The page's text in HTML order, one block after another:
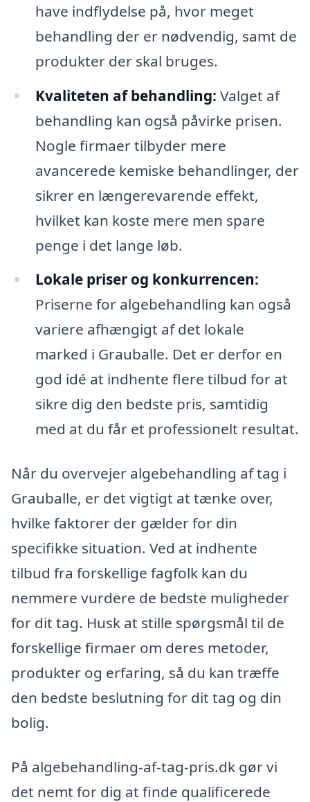
have indflydelse på, hvor meget
behandling der er nødvendig, samt de
produkter der skal bruges.
Kvaliteten af behandling: Valget af
behandling kan også påvirke prisen.
Nogle firmaer tilbyder mere
avancerede kemiske behandlinger, der
sikrer en længerevarende effekt,
hvilket kan koste mere men spare
penge i det lange løb.
Lokale priser og konkurrencen:
Priserne for algebehandling kan også
variere afhængigt af det lokale
marked i Grauballe. Det er derfor en
god idé at indhente flere tilbud for at
sikre dig den bedste pris, samtidig
med at du får et professionelt resultat.
Når du overvejer algebehandling af tag i
Grauballe, er det vigtigt at tænke over,
hvilke faktorer der gælder for din
specifikke situation. Ved at indhente
tilbud fra forskellige fagfolk kan du
nemmere vurdere de bedste muligheder
for dit tag. Husk at stille spørgsmål til de
forskellige firmaer om deres metoder,
produkter og erfaring, så du kan træffe
den bedste beslutning for dit tag og din
bolig.
På algebehandling-af-tag-pris.dk gør vi
det nemt for dig at finde qualificerede